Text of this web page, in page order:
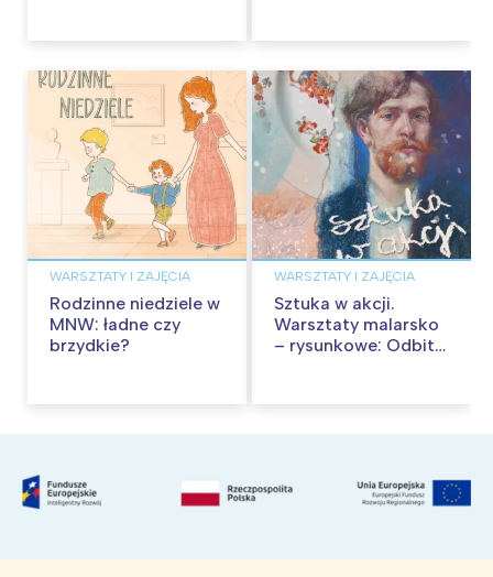
WARSZTATY I ZAJĘCIA
Rodzinne niedziele w
MNW: ładne czy
brzydkie?
WARSZTATY I ZAJĘCIA
Sztuka w akcji.
Warsztaty malarsko
– rysunkowe: Odbite